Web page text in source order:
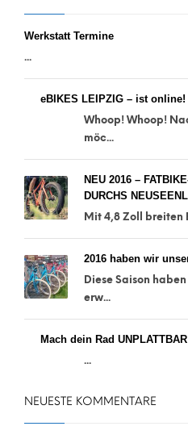
Werkstatt Termine
...
eBIKES LEIPZIG – ist online!
Whoop! Whoop!
möc...
NEU 2016 –
DURCHS
Mit 4,8 Zoll breiten
2016 haben wir
Diese Saison
erw...
Mach dein Rad UNPLATTBAR
...
NEUESTE KOMMENTARE